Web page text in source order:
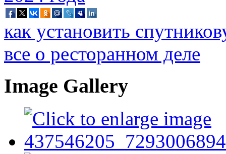
как установить
все о ресторанном деле
Image Gallery